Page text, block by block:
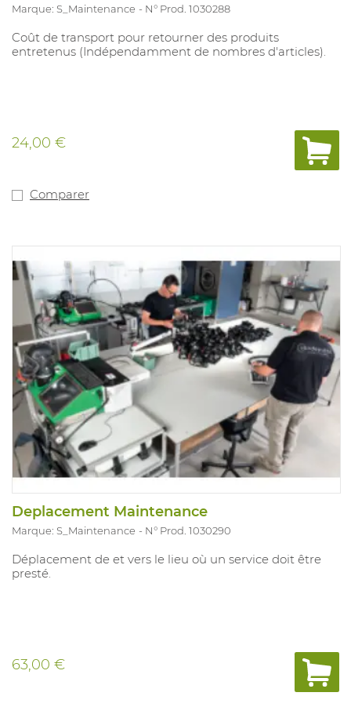
Marque: S_Maintenance N° Prod. 1030288
Coût de transport pour retourner des produits
entretenus (Indépendamment de nombres d'articles).
24,00 €
Comparer
Deplacement Maintenance
Marque: S_Maintenance N° Prod. 1030290
Déplacement de et vers le lieu où un service doit être
presté.
63,00 €